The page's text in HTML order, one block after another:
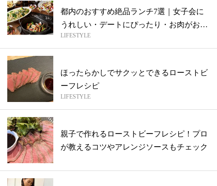
都内のおすすめ絶品ランチ7選｜女子会に
うれしい・デートにぴったり・お肉がおい
しい...
LIFESTYLE
ほったらかしでサクッとできるローストビ
ーフレシピ
LIFESTYLE
親子で作れるローストビーフレシピ！プロ
が教えるコツやアレンジソースもチェック